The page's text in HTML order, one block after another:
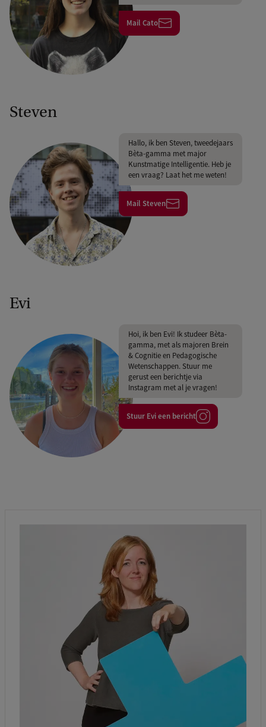
Mail Cato
Steven
Hallo, ik ben Steven, tweedejaars
Bèta-gamma met major
Kunstmatige Intelligentie. Heb je
een vraag? Laat het me weten!
Mail Steven
Evi
Hoi, ik ben Evi! Ik studeer Bèta-
gamma, met als majoren Brein
& Cognitie en Pedagogische
Wetenschappen. Stuur me
gerust een berichtje via
Instagram met al je vragen!
Stuur Evi een bericht